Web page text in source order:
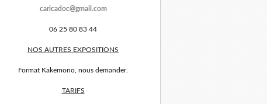
caricadoc@gmail.com
06 25 80 83 44
NOS AUTRES EXPOSITIONS
Format Kakemono, nous demander.
TARIFS